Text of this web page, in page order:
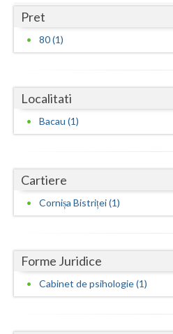
Ialomita
Maramures
Mehedinti
Neamt
Olt
Salaj
Satu-Mare
Pret
80 (1)
Localitati
Bacau (1)
Cartiere
Cornișa Bistriței (1)
Forme Juridice
Cabinet de psihologie (1)